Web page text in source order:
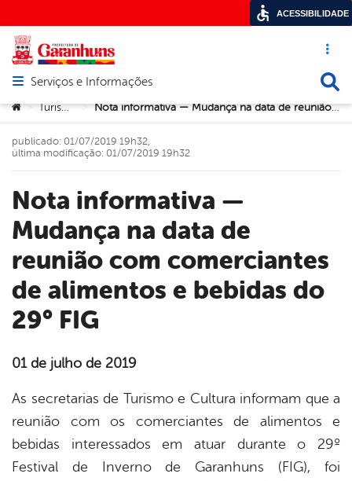
Acesso
Abrir menu principal de navegação
Serviços e Informações
Você está aqui:
> Turismo > Nota informativa — Mudança na data de reunião com comerciantes de alimentos e bebidas do 29° FIG
Nota informativa —
Mudança na data de
reunião com comerciantes
de alimentos e bebidas do
29° FIG
publicado: 01/07/2019 19h32,
última modificação: 01/07/2019 19h32
01 de julho de 2019
As secretarias de Turismo e Cultura informam que a
reunião com os comerciantes de alimentos e
bebidas interessados em atuar durante o 29º
Festival de Inverno de Garanhuns (FIG), foi
ACESSIBILIDADE